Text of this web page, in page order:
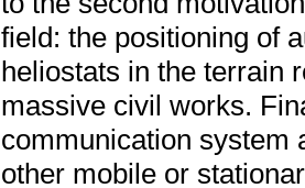
field: the positioning of
heliostats in the terrain
massive civil works.
communication system
other mobile or